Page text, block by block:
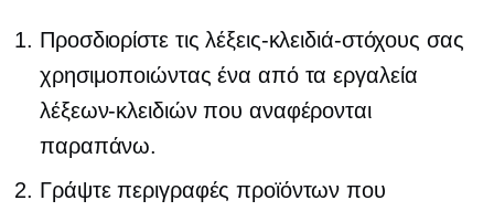
Προσδιορίστε τις λέξεις-κλειδιά-στόχους σας
χρησιμοποιώντας ένα από τα εργαλεία
λέξεων-κλειδιών που αναφέρονται
παραπάνω.
Γράψτε περιγραφές προϊόντων που